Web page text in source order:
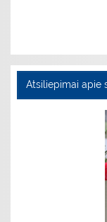
Atsiliepimai apie